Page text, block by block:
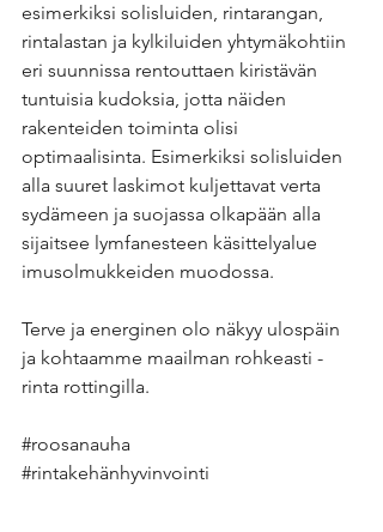
esimerkiksi solisluiden, rintarangan,
rintalastan ja kylkiluiden yhtymäkohtiin
eri suunnissa rentouttaen kiristävän
tuntuisia kudoksia, jotta näiden
rakenteiden toiminta olisi
optimaalisinta. Esimerkiksi solisluiden
alla suuret laskimot kuljettavat verta
sydämeen ja suojassa olkapään alla
sijaitsee lymfanesteen käsittelyalue
imusolmukkeiden muodossa.
Terve ja energinen olo näkyy ulospäin
ja kohtaamme maailman rohkeasti -
rinta rottingilla.
#roosanauha
#rintakehänhyvinvointi